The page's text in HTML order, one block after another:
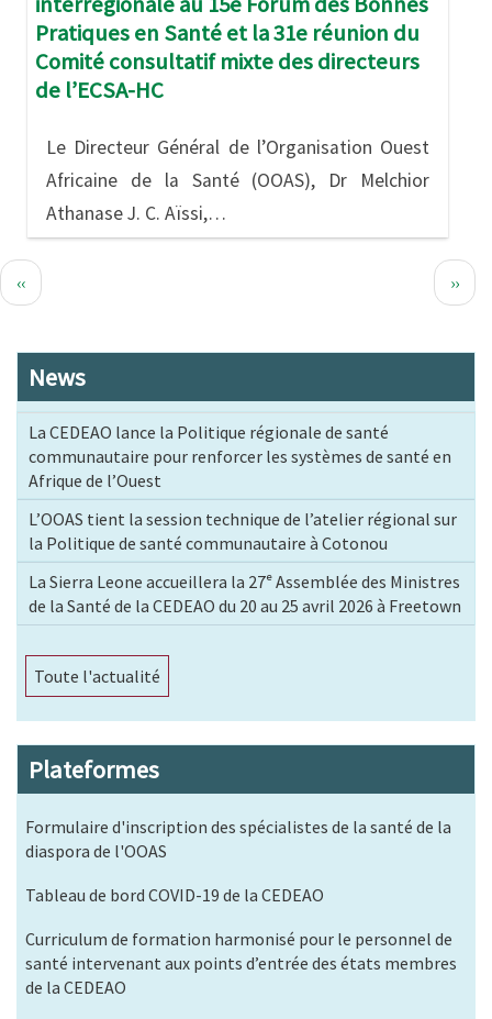
Pratiques en Santé et la 31e réunion du
Comité consultatif mixte des directeurs
de l’ECSA-HC
Le Directeur Général de l’Organisation Ouest
Africaine de la Santé (OOAS), Dr Melchior
Athanase J. C. Aïssi,…
Pagination
Page
‹‹
Page
››
News
La CEDEAO lance la Politique régionale de santé
communautaire pour renforcer les systèmes de santé en
Afrique de l’Ouest
L’OOAS tient la session technique de l’atelier régional sur
la Politique de santé communautaire à Cotonou
La Sierra Leone accueillera la 27ᵉ Assemblée des Ministres
de la Santé de la CEDEAO du 20 au 25 avril 2026 à Freetown
Toute l'actualité
Plateformes
Formulaire d'inscription des spécialistes de la santé de la
diaspora de l'OOAS
Tableau de bord COVID-19 de la CEDEAO
Curriculum de formation harmonisé pour le personnel de
santé intervenant aux points d’entrée des états membres
de la CEDEAO